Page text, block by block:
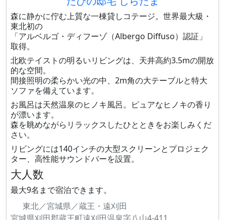
森に静かに佇む上質な一棟貸しコテージ。世界最大級・
東北初の
「アルベルゴ・ディフーゾ（Albergo Diffuso）認証」
取得。
北欧テイストの明るいリビングは、天井高約3.5mの開放
的な空間。
間接照明の柔らかい光の中、2m角の大テーブルと特大
ソファを備えています。
お風呂は天然温泉のヒノキ風呂。ピュアなヒノキの香り
が漂います。
森を眺めながらリラックスしたひとときをお楽しみくだ
さい。
リビングには140インチの大型スクリーンとプロジェク
ター、高性能サウンドバーを設置。
大人数
最大9名まで宿泊できます。
東北／宮城県／蔵王・遠刈田